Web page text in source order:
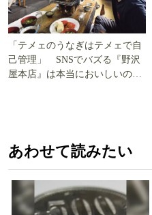
「テメェのうなぎはテメェで自
己管理」 SNSでバズる『野沢
屋本店』は本当においしいの
あわせて読みたい